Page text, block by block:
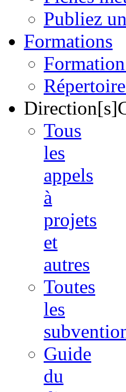
Publiez
Formations
Tous
les
appels
à
projets
et
autres
Toutes
les
Guide
du